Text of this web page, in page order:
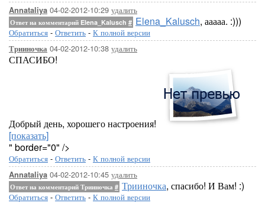
Annataliya 04-02-2012-10:29 удалить
Ответ на комментарий Elena_Kalusch # Elena_Kalusch, ааааа. :)))
Обратиться - Ответить - К полной версии
Трииночка 04-02-2012-10:38 удалить
СПАСИБО!
Добрый день, хорошего настроения!
[показать]
" border="0" />
Обратиться - Ответить - К полной версии
Annataliya 04-02-2012-10:45 удалить
Ответ на комментарий Трииночка # Трииночка, спасибо! И Вам! :)
Обратиться - Ответить - К полной версии